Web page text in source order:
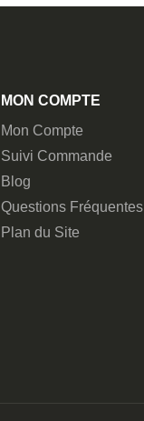
MON COMPTE
Mon Compte
Suivi Commande
Blog
Questions Fréquentes
Plan du Site